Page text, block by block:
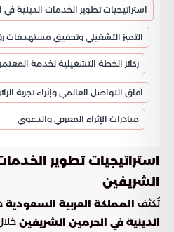
استراتيجيات تطوير الخدمات الدينية في
التميز التشغيلي وتحقيق مستهدفات رؤية
ركائز الخطة التشغيلية لخدمة
آفاق التواصل العالمي وإثراء تجربة الزائر
مبادرات الإثراء المعرفي والدعوي
استراتيجيات تطوير
الشريفين
تُكثف المملكة العربية السعودية
الدينية في الحرمين الشريفين